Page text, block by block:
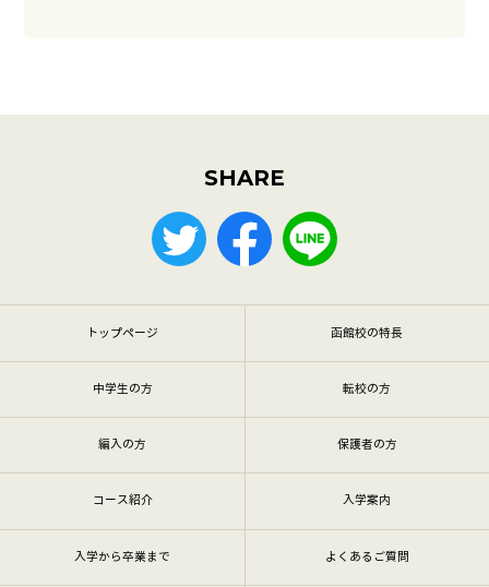
SHARE
トップページ 函館校の特長
中学生の方 転校の方
編入の方 保護者の方
コース紹介 入学案内
入学から卒業まで よくあるご質問